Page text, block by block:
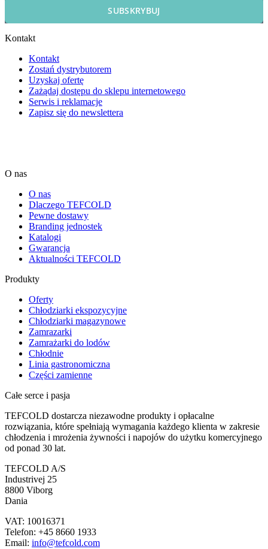
SUBSKRYBUJ
Kontakt
Kontakt
Zostań dystrybutorem
Uzyskaj ofertę
Zażądaj dostępu do sklepu internetowego
Serwis i reklamacje
Zapisz się do newslettera
O nas
O nas
Dlaczego TEFCOLD
Pewne dostawy
Branding jednostek
Katalogi
Gwarancja
Aktualności TEFCOLD
Produkty
Oferty
Chłodziarki ekspozycyjne
Chłodziarki magazynowe
Zamrazarki
Zamrażarki do lodów
Chłodnie
Linia gastronomiczna
Części zamienne
Całe serce i pasja
TEFCOLD dostarcza niezawodne produkty i opłacalne
rozwiązania, które spełniają wymagania każdego klienta w zakresie
chłodzenia i mrożenia żywności i napojów do użytku komercyjnego
od ponad 30 lat.
TEFCOLD A/S
Industrivej 25
8800 Viborg
Dania
VAT: 10016371
Telefon: +45 8660 1933
Email: info@tefcold.com